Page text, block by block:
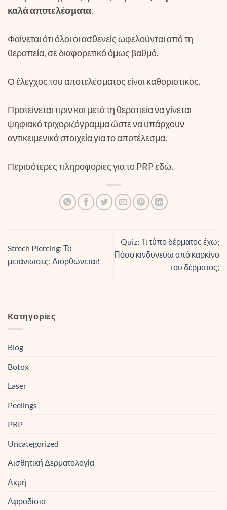
καλά αποτελέσματα.
Φαίνεται ότι όλοι οι ασθενείς ωφελούνται από τη
θεραπεία, σε διαφορετικό όμως βαθμό.
Ο έλεγχος του αποτελέσματος είναι καθοριστικός.
Προτείνεται πριν και μετά τη θεραπεία να γίνεται
ψηφιακό τριχοριζόγραμμα ώστε να υπάρχουν
αντικειμενικά στοιχεία για το αποτέλεσμα.
Περισότερες πληροφορίες για το PRP εδώ.
Strech Piercing: Το
μετάνιωσες; Διορθώνεται!
Quiz: Τι τύπο δέρματος έχω;
Πόσο κινδυνεύω από καρκίνο
του δέρματος;
Kατηγορίες
Blog
Botox
Laser
Peelings
PRP
Uncategorized
Αισθητική Δερματολογία
Ακμή
Αφροδίσια